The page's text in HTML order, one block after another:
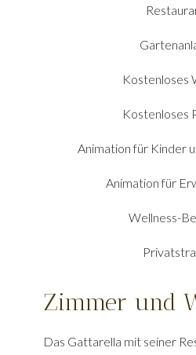
Kostenloses
Kostenloses
Animation für Kinder
Animation für
Wellness-
Zimmer und
Das Gattarella mit seiner